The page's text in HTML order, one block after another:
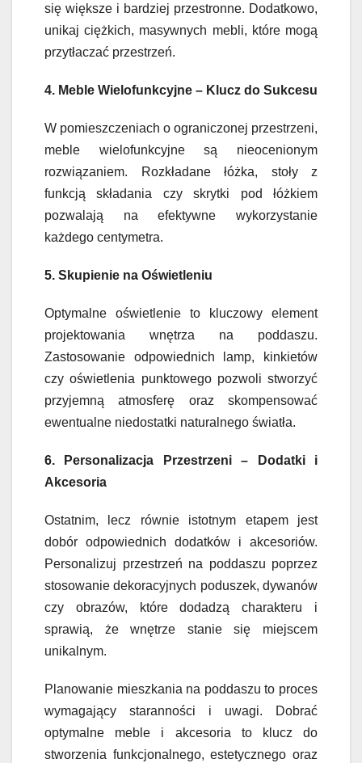
się większe i bardziej przestronne. Dodatkowo,
unikaj ciężkich, masywnych mebli, które mogą
przytłaczać przestrzeń.
4. Meble Wielofunkcyjne – Klucz do Sukcesu
W pomieszczeniach o ograniczonej przestrzeni,
meble wielofunkcyjne są nieocenionym
rozwiązaniem. Rozkładane łóżka, stoły z
funkcją składania czy skrytki pod łóżkiem
pozwalają na efektywne wykorzystanie
każdego centymetra.
5. Skupienie na Oświetleniu
Optymalne oświetlenie to kluczowy element
projektowania wnętrza na poddaszu.
Zastosowanie odpowiednich lamp, kinkietów
czy oświetlenia punktowego pozwoli stworzyć
przyjemną atmosferę oraz skompensować
ewentualne niedostatki naturalnego światła.
6. Personalizacja Przestrzeni – Dodatki i
Akcesoria
Ostatnim, lecz równie istotnym etapem jest
dobór odpowiednich dodatków i akcesoriów.
Personalizuj przestrzeń na poddaszu poprzez
stosowanie dekoracyjnych poduszek, dywanów
czy obrazów, które dodadzą charakteru i
sprawią, że wnętrze stanie się miejscem
unikalnym.
Planowanie mieszkania na poddaszu to proces
wymagający staranności i uwagi. Dobrać
optymalne meble i akcesoria to klucz do
stworzenia funkcjonalnego, estetycznego oraz